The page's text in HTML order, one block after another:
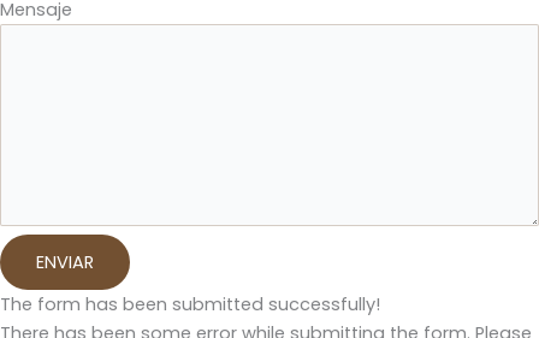
Mensaje
ENVIAR
The form has been submitted successfully!